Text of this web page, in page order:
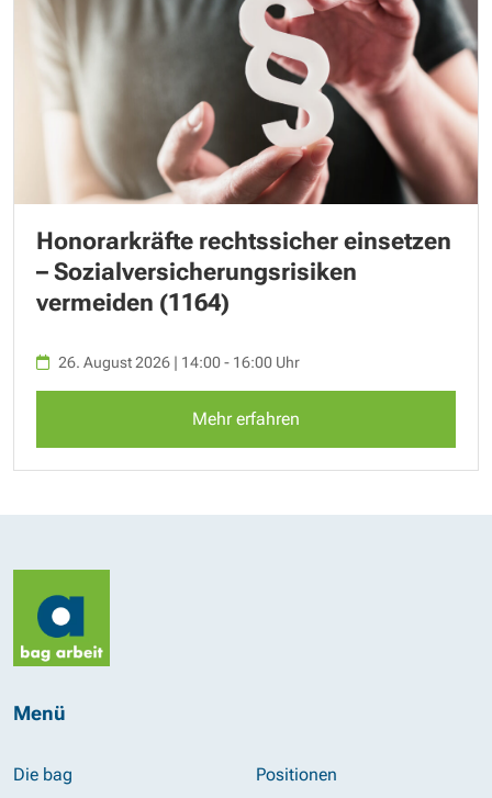
Honorarkräfte rechtssicher einsetzen
– Sozialversicherungsrisiken
vermeiden (1164)
26. August 2026 | 14:00 - 16:00 Uhr
Mehr erfahren
Menü
Die bag
Positionen